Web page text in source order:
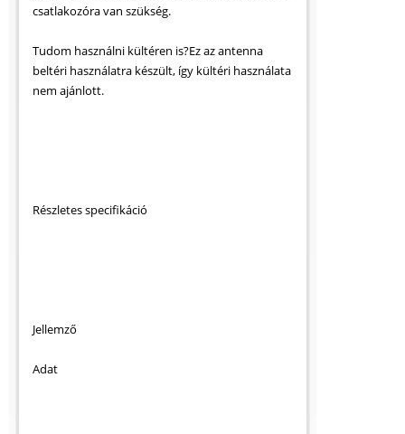
csatlakozóra van szükség.
Tudom használni kültéren is?Ez az antenna
beltéri használatra készült, így kültéri használata
nem ajánlott.
Részletes specifikáció
Jellemző
Adat